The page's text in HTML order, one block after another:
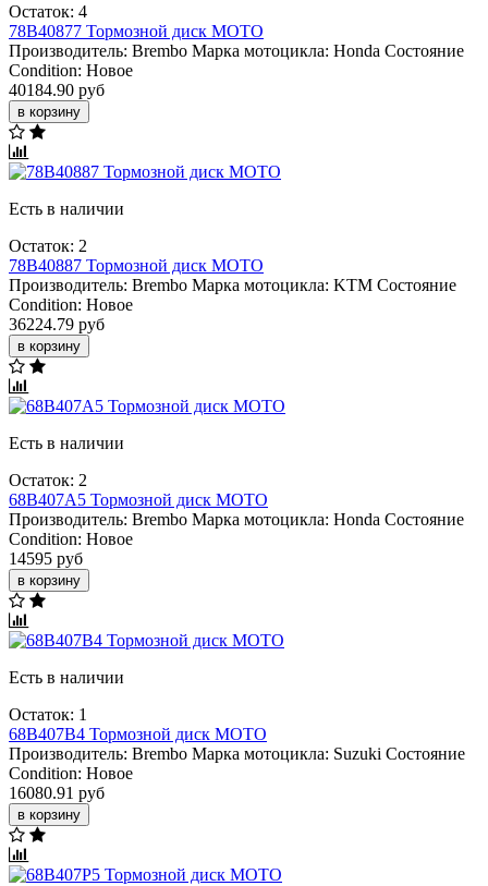
Остаток: 4
78B40877 Тормозной диск МОТО
Производитель: Brembo Марка мотоцикла: Honda Состояние
Condition: Новое
40184.90 руб
в корзину
Есть в наличии
Остаток: 2
78B40887 Тормозной диск МОТО
Производитель: Brembo Марка мотоцикла: KTM Состояние
Condition: Новое
36224.79 руб
в корзину
Есть в наличии
Остаток: 2
68B407A5 Тормозной диск МОТО
Производитель: Brembo Марка мотоцикла: Honda Состояние
Condition: Новое
14595 руб
в корзину
Есть в наличии
Остаток: 1
68B407B4 Тормозной диск МОТО
Производитель: Brembo Марка мотоцикла: Suzuki Состояние
Condition: Новое
16080.91 руб
в корзину